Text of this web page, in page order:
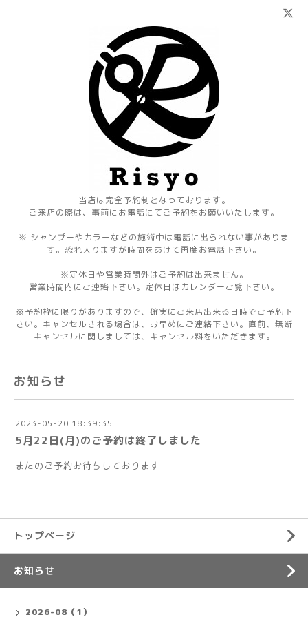
当店は完全予約制となっております。
ご来店の際は、事前にお電話にてご予約をお願いいたします。
※ シャンプーやカラーなどの施術中は電話に出られない事がありま
す。恐れ入りますが時間をあけて再度お電話下さい。
※定休日や営業時間外はご予約は出来ません。
営業時間内にご連絡下さい。定休日はカレンダーご覧下さい。
※予約枠に限りがありますので、確実にご来店出来る日時でご予約下
さい。キャンセルされる場合は、お早めにご連絡下さい。直前、無断
キャンセルに関しましては、キャンセル料をいただきます。
お知らせ
2023-05-20 18:39:35
5月22日(月)のご予約は終了しました
またのご予約お待ちしております
トップページ
お知らせ
2026-08（1）